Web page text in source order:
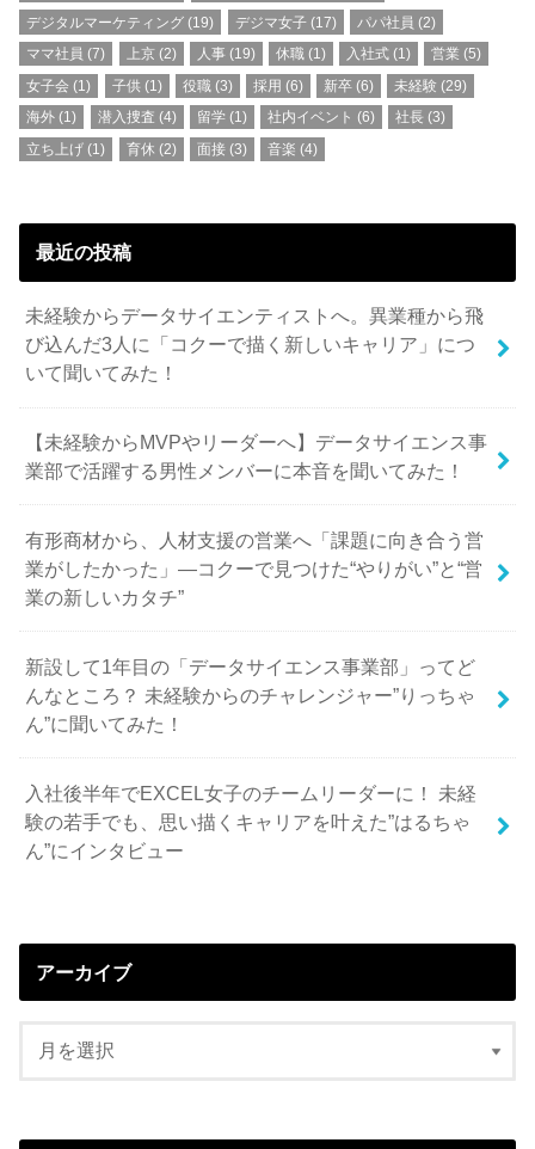
デジタルマーケティング (19) デジマ女子(17) パパ社員 (2)
ママ社員 (7) 上京(2) 人事(19) 休職 (1) 入社式 (1) 営業 (5)
女子会 (1) 子供(1) 役職 (3) 採用 (6) 新卒 (6) 未経験 (29)
海外 (1) 潜入捜査 (4) 留学(1) 社内イベント (6) 社長 (3)
立ち上げ (1) 育休 (2) 面接(3) 音楽 (4)
最近の投稿
未経験からデータサイエンティストへ。異業種から飛
び込んだ3人に「コクーで描く新しいキャリア」につ
いて聞いてみた！
【未経験からMVPやリーダーへ】データサイエンス事
業部で活躍する男性メンバーに本音を聞いてみた！
有形商材から、人材支援の営業へ「課題に向き合う営
業がしたかった」—コクーで見つけた“やりがい”と“営
業の新しいカタチ”
新設して1年目の「データサイエンス事業部」ってど
んなところ？ 未経験からのチャレンジャー”りっちゃ
ん”に聞いてみた！
入社後半年でEXCEL女子のチームリーダーに！ 未経
験の若手でも、思い描くキャリアを叶えた”はるちゃ
ん”にインタビュー
アーカイブ